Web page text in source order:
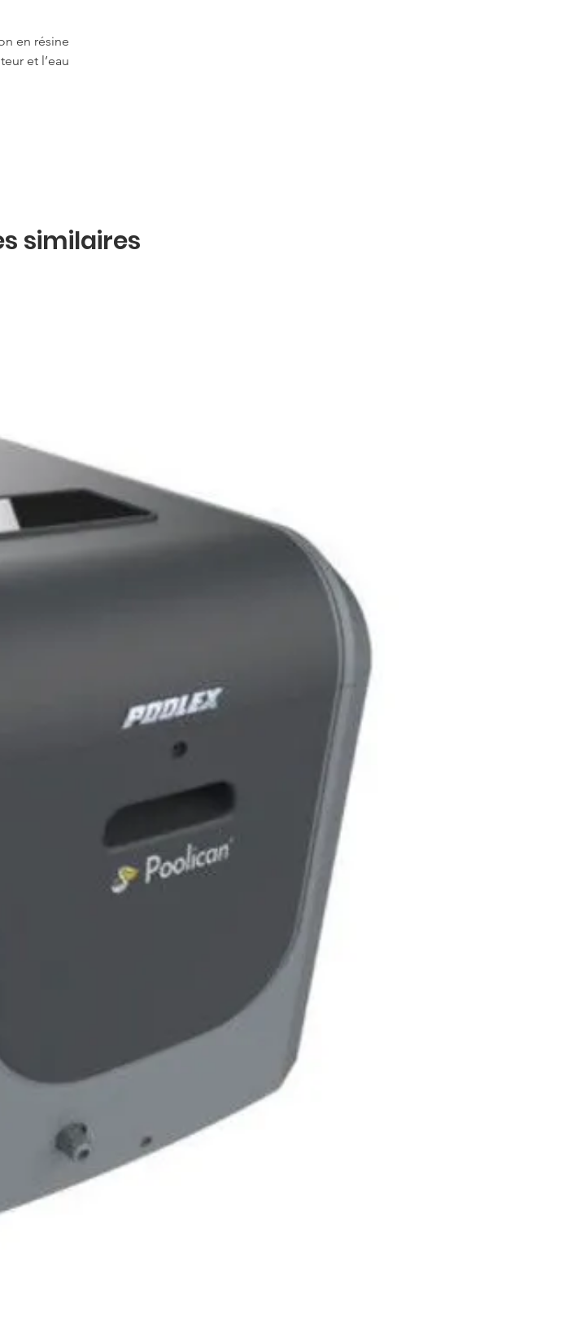
en résine
et l’eau
similaires